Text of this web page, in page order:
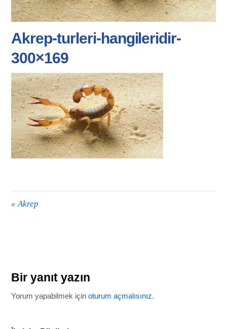
Akrep-turleri-hangileridir-
300×169
« Akrep
Bir yanıt yazın
Yorum yapabilmek içinoturum açmalısınız.